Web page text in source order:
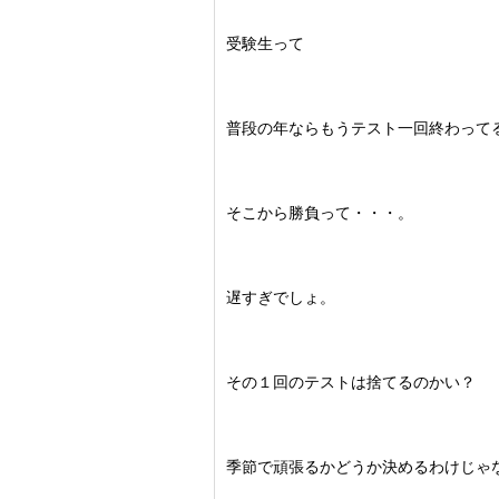
受験生って
普段の年ならもうテスト一回終わって
そこから勝負って・・・。
遅すぎでしょ。
その１回のテストは捨てるのかい？
季節で頑張るかどうか決めるわけじゃ